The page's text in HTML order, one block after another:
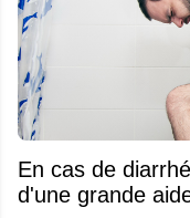
En cas de
d'une grande